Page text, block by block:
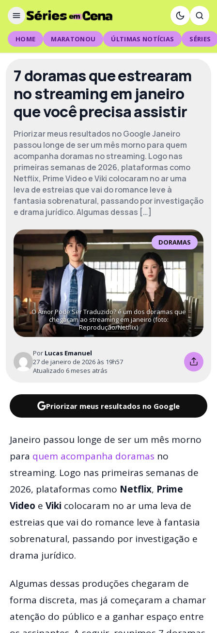
HOME MARATONOU ÚLTIMAS NOTÍCIAS SÉRIES
7 doramas que estrearam
no streaming em janeiro
que você precisa assistir
Priorizar meus resultados no Google Janeiro
passou longe de ser um mês morno para quem
acompanha doramas no streaming. Logo nas
primeiras semanas de 2026, plataformas como
Netflix, Prime Video e Viki colocaram no ar uma
leva de estreias que vai do romance leve à
fantasia sobrenatural, passando por investigação
e drama jurídico. Algumas dessas […]
DORAMAS
O Amor Pode Ser Traduzido? é um dos doramas que
chegaram ao streaming em janeiro (foto:
Reprodução/Netflix)
Por Lucas Emanuel
27 de janeiro de 2026 às 19h57
Atualizado 6 meses atrás
Priorizar meus resultados no Google
Janeiro passou longe de ser um mês morno
para quem acompanha doramas no
streaming. Logo nas primeiras semanas de
2026, plataformas como Netflix, Prime
Video e Viki colocaram no ar uma leva de
estreias que vai do romance leve à fantasia
sobrenatural, passando por investigação e
drama jurídico.
Algumas dessas produções chegaram de
forma discreta, mas já começaram a chamar
atenção do público e a ganhar espaço entre